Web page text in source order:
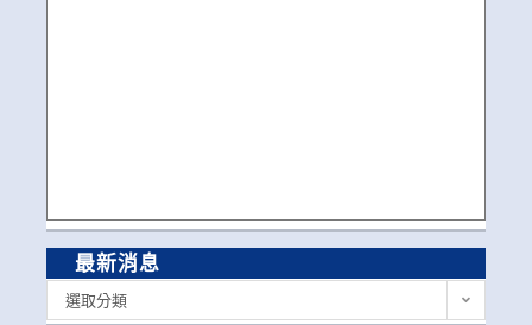
最新消息
選取分類